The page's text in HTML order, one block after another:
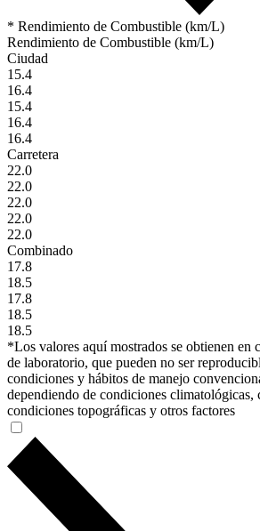
* Rendimiento de Combustible (km/L)
Rendimiento de Combustible (km/L)
Ciudad
15.4
16.4
15.4
16.4
16.4
Carretera
22.0
22.0
22.0
22.0
22.0
Combinado
17.8
18.5
17.8
18.5
18.5
*Los valores aquí mostrados se obtienen en
de laboratorio, que pueden no ser
condiciones y hábitos de manejo
dependiendo de condiciones climatológicas,
condiciones topográficas y otros factores